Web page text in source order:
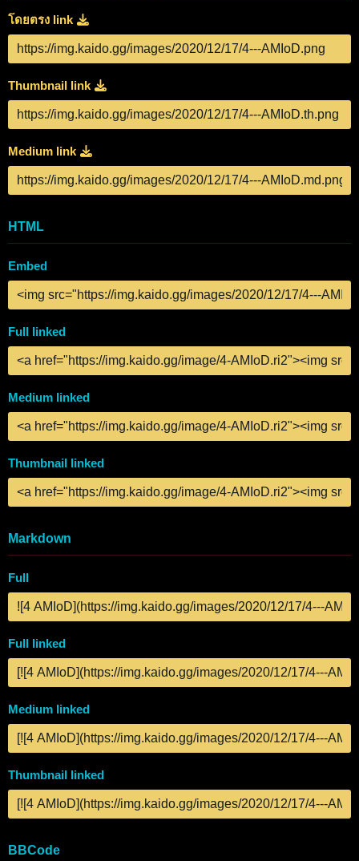
โดยตรง link
Thumbnail link
Medium link
HTML
Embed
Full linked
Medium linked
Thumbnail linked
Markdown
Full
Full linked
Medium linked
Thumbnail linked
BBCode